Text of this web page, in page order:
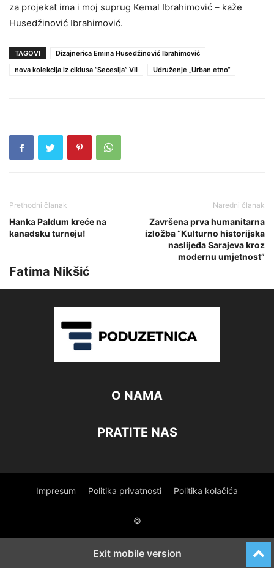
za projekat ima i moj suprug Kemal Ibrahimović – kaže
Husedžinović Ibrahimović.
TAGOVI
Dizajnerica Emina Husedžinović Ibrahimović
nova kolekcija iz ciklusa “Secesija” VII
Udruženje „Urban etno“
Prethodni članak
Hanka Paldum kreće na
kanadsku turneju!
Naredni članak
Završena prva humanitarna
izložba “Kulturno historijska
naslijeđa Sarajeva kroz
modernu umjetnost”
Fatima Nikšić
O NAMA
PRATITE NAS
Impresum Politika privatnosti Politika kolačića
©
Exit mobile version